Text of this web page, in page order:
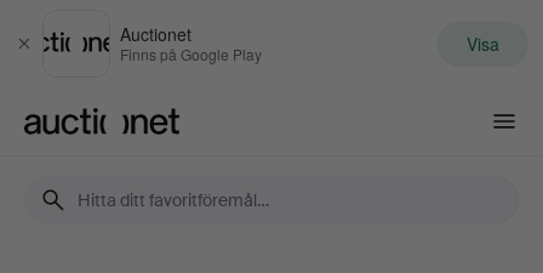
Stäng
Auctionet
Finns på Google Play Visa